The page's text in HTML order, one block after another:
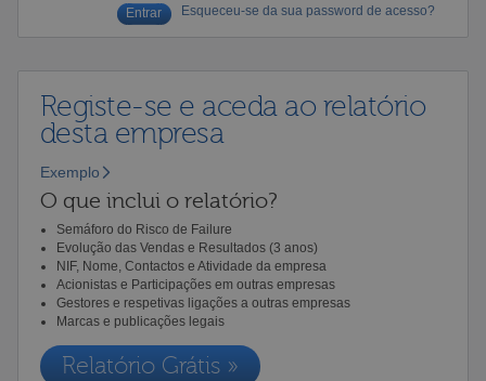
Esqueceu-se da sua password de acesso?
Registe-se e aceda ao relatório
desta empresa
Exemplo
O que inclui o relatório?
Semáforo do Risco de Failure
Evolução das Vendas e Resultados (3 anos)
NIF, Nome, Contactos e Atividade da empresa
Acionistas e Participações em outras empresas
Gestores e respetivas ligações a outras empresas
Marcas e publicações legais
Relatório Grátis »